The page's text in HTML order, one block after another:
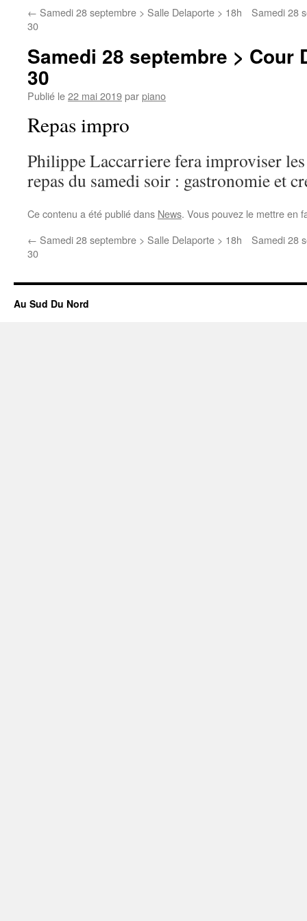
← Samedi 28 septembre > Salle Delaporte > 18h
30
Samedi 28
Samedi 28 septembre > Cour
30
Publié le22 mai 2019parpiano
Repas impro
Philippe Laccarriere fera improviser
repas du samedi soir : gastronomie et
Ce contenu a été publié dans News. Vous pouvez le mettre en
← Samedi 28 septembre > Salle Delaporte > 18h
30
Samedi 28
Au Sud Du Nord